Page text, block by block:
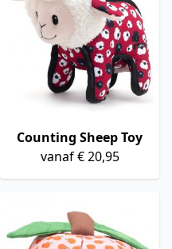
Counting Sheep Toy
vanaf € 20,95